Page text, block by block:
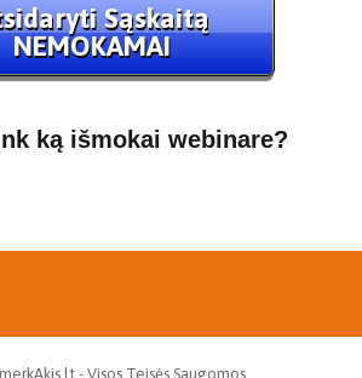
Sąskaitą
NEMOKAMAI
ką išmokai webinare?
- Visos Teisės Saugomos